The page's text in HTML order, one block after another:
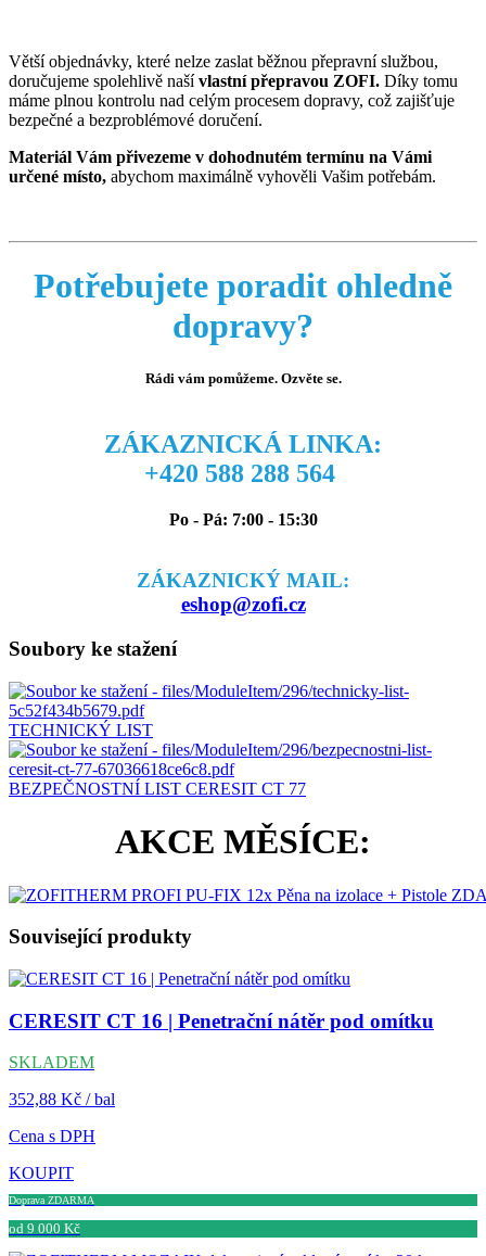
Větší objednávky, které nelze zaslat běžnou přepravní službou,
doručujeme spolehlivě našívlastní přepravou ZOFI. Díky tomu
máme plnou kontrolu nad celým procesem dopravy, což zajišťuje
bezpečné a bezproblémové doručení.
Materiál Vám přivezeme v dohodnutém termínu na Vámi
určené místo, abychom maximálně vyhověli Vašim potřebám.
Potřebujete poradit ohledně
dopravy?
Rádi vám pomůžeme. Ozvěte se.
ZÁKAZNICKÁ LINKA:
+420 588 288 564
Po - Pá: 7:00 - 15:30
ZÁKAZNICKÝ MAIL:
eshop@zofi.cz
Soubory ke stažení
TECHNICKÝ LIST
BEZPEČNOSTNÍ LIST CERESIT CT 77
AKCE MĚSÍCE:
Související produkty
CERESIT CT 16 | Penetrační nátěr pod omítku
SKLADEM
352,88 Kč / bal
Cena s DPH
KOUPIT
Doprava ZDARMA
od 9 000 Kč